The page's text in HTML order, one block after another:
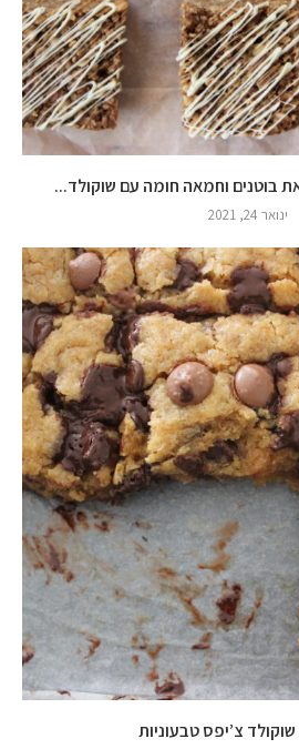
בוטנים וחמאה חומה עם שוקולד...
ינואר 24, 2021
שוקולד צ’יפס טבעוניות